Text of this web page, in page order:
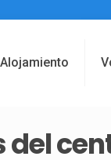
Alojamiento